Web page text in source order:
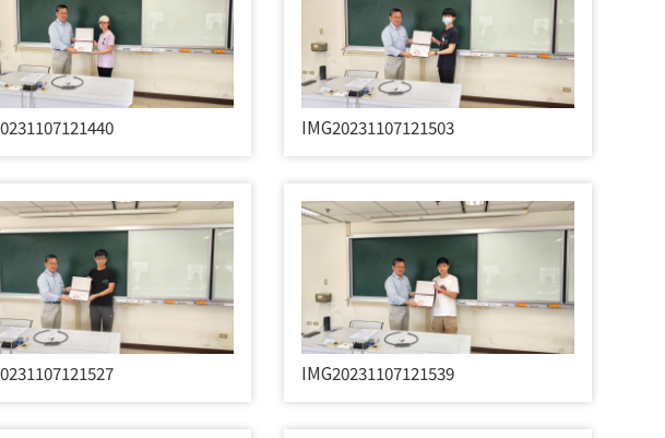
IMG20231107121503
IMG20231107121539